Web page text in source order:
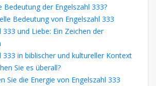
Bedeutung der Engelszahl 333?
Bedeutung von Engelszahl 333
333 und Liebe: Ein Zeichen der
333 in biblischer und kultureller Kontext
Sie es überall?
Sie die Energie von Engelszahl 333